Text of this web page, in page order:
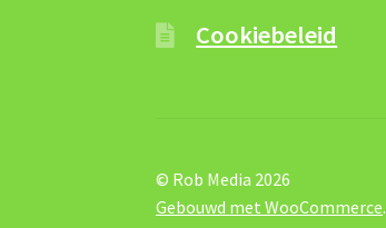
Cookiebeleid
© Rob Media 2026
Gebouwd met WooCommerce.